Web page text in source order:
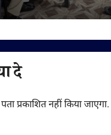
दे
प्रकाशित नहीं किया जाएगा.